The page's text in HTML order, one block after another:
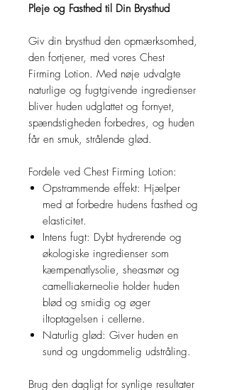
Pleje og Fasthed til Din Brysthud
Giv din brysthud den opmærksomhed,
den fortjener, med vores Chest
Firming Lotion. Med nøje udvalgte
naturlige og fugtgivende ingredienser
bliver huden udglattet og fornyet,
spændstigheden forbedres, og huden
får en smuk, strålende glød.
Fordele ved Chest Firming Lotion:
Opstrammende effekt: Hjælper
med at forbedre hudens fasthed og
elasticitet.
Intens fugt: Dybt hydrerende og
økologiske ingredienser som
kæmpenatlysolie, sheasmør og
camelliakerneolie holder huden
blød og smidig og øger
iltoptagelsen i cellerne.
Naturlig glød: Giver huden en
sund og ungdommelig udstråling.
Brug den dagligt for synlige resultater